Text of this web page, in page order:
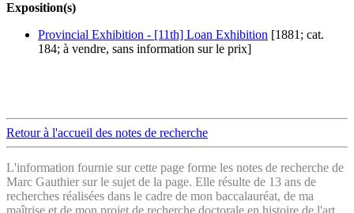
Exposition(s)
Provincial Exhibition - [11th] Loan Exhibition [1881; cat.
184; à vendre, sans information sur le prix]
Retour à l'accueil des notes de recherche
L'information fournie sur cette page forme les notes de recherche de
Marc Gauthier sur le sujet de la page. Elle résulte de 13 ans de
recherches réalisées dans le cadre de mon baccalauréat, de ma